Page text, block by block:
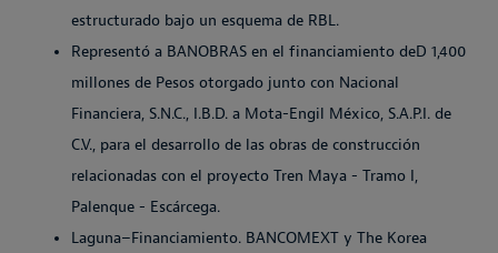
estructurado bajo un esquema de RBL.
Representó a BANOBRAS en el financiamiento deD 1,400
millones de Pesos otorgado junto con Nacional
Financiera, S.N.C., I.B.D. a Mota-Engil México, S.A.P.I. de
C.V., para el desarrollo de las obras de construcción
relacionadas con el proyecto Tren Maya - Tramo I,
Palenque - Escárcega.
Laguna–Financiamiento. BANCOMEXT y The Korea